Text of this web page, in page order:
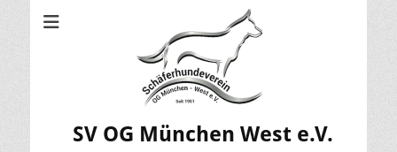
SV OG München West e.V.